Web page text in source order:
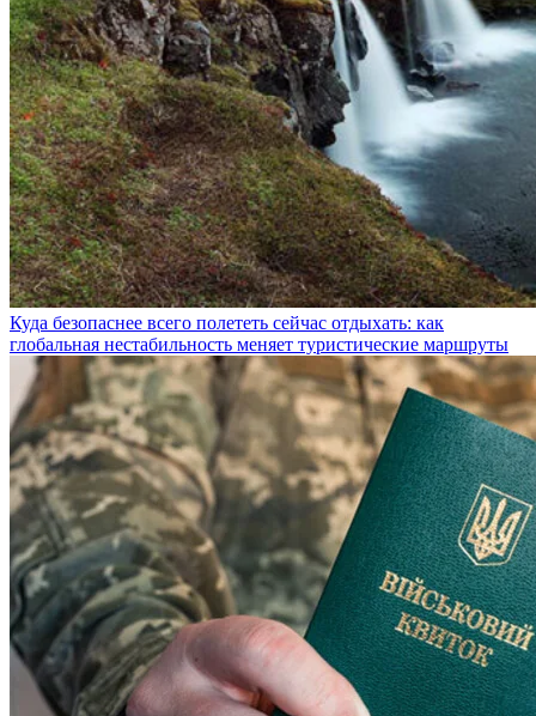
Куда безопаснее всего полететь сейчас отдыхать: как
глобальная нестабильность меняет туристические маршруты